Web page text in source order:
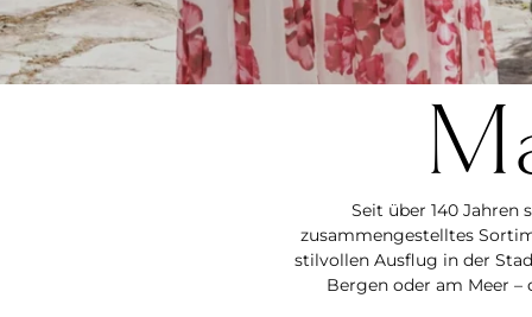
Seit über 140 Jahren
zusammengestelltes
stilvollen Ausflug in der
Bergen oder am Meer